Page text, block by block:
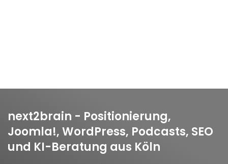
next2brain - Positionierung,
Joomla!, WordPress, Podcasts, SEO
und KI-Beratung aus Köln